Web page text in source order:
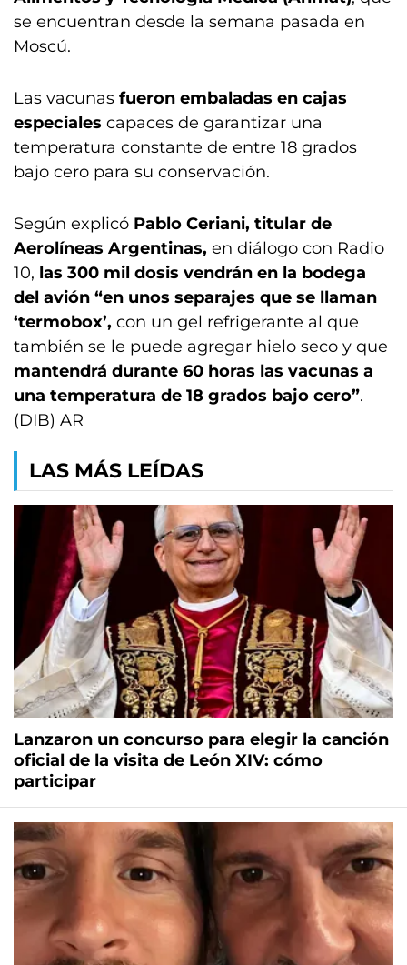
se encuentran desde la semana pasada en
Moscú.
Las vacunas fueron embaladas en cajas
especiales capaces de garantizar una
temperatura constante de entre 18 grados
bajo cero para su conservación.
Según explicó Pablo Ceriani, titular de
Aerolíneas Argentinas, en diálogo con Radio
10, las 300 mil dosis vendrán en la bodega
del avión “en unos separajes que se llaman
‘termobox’, con un gel refrigerante al que
también se le puede agregar hielo seco y que
mantendrá durante 60 horas las vacunas a
una temperatura de 18 grados bajo cero”.
(DIB) AR
LAS MÁS LEÍDAS
Lanzaron un concurso para elegir la canción
oficial de la visita de León XIV: cómo
participar